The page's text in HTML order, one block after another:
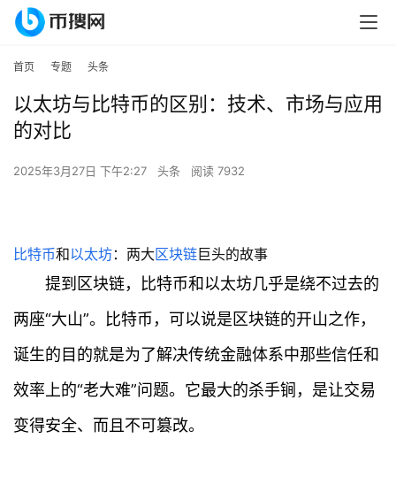
首页 专题 头条
以太坊与比特币的区别：技术、市场与应用
的对比
2025年3月27日 下午2:27 头条 阅读 7932
比特币和以太坊：两大区块链巨头的故事
提到区块链，比特币和以太坊几乎是绕不过去的
两座“大山”。比特币，可以说是区块链的开山之作，
诞生的目的就是为了解决传统金融体系中那些信任和
效率上的“老大难”问题。它最大的杀手锏，是让交易
变得安全、而且不可篡改。